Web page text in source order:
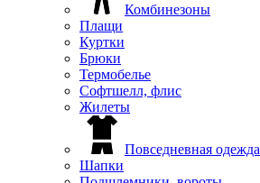
Комбинезоны
Плащи
Куртки
Брюки
Термобелье
Софтшелл, флис
Жилеты
Повседневная одежда
Шапки